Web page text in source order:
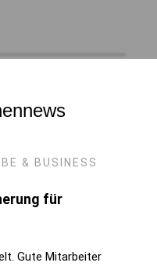
& BUSINESS
für
Gute Mitarbeiter